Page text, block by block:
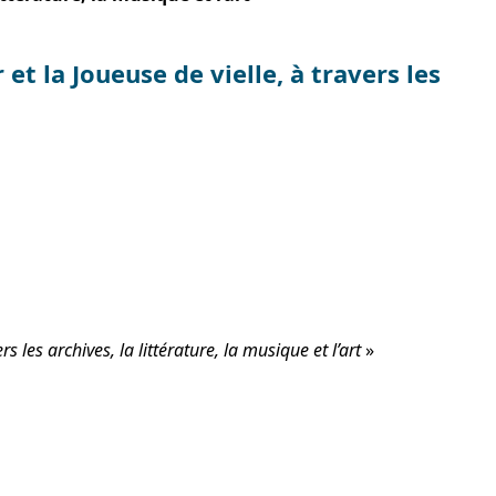
la Joueuse de vielle, à travers les
les archives, la littérature, la musique et l’art»